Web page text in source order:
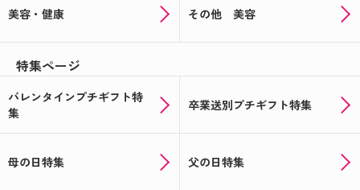
美容・健康 その他 美容
特集ページ
バレンタインプチギフト特
集
卒業送別プチギフト特集
母の日特集 父の日特集